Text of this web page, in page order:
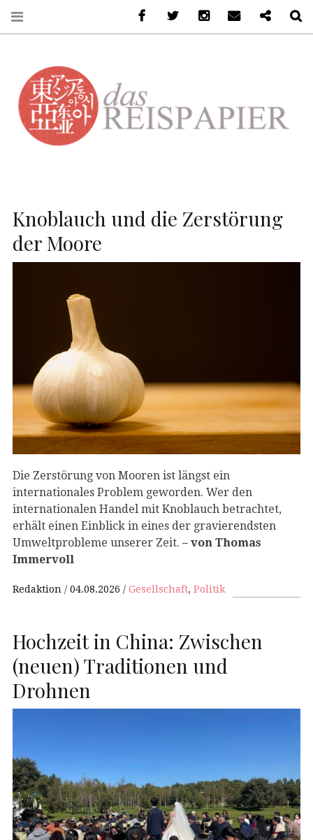
Knoblauch und die Zerstörung
der Moore
Die Zerstörung von Mooren ist längst ein
internationales Problem geworden. Wer den
internationalen Handel mit Knoblauch betrachtet,
erhält einen Einblick in eines der gravierendsten
Umweltprobleme unserer Zeit. – von Thomas
Immervoll
Redaktion 04.08.2026 Gesellschaft, Politik
Hochzeit in China: Zwischen
(neuen) Traditionen und
Drohnen
FacebookTwitter Instagram
Email Ko-Fi